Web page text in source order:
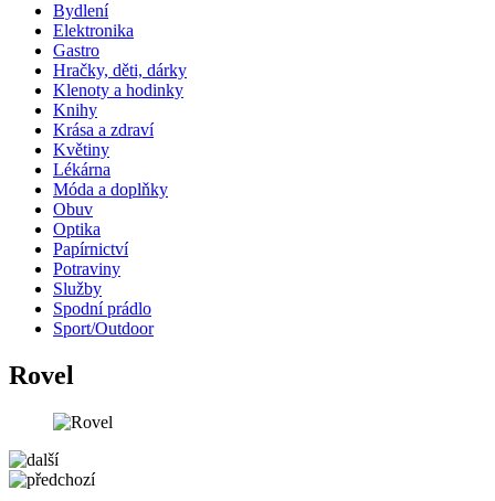
Bydlení
Elektronika
Gastro
Hračky, děti, dárky
Klenoty a hodinky
Knihy
Krása a zdraví
Květiny
Lékárna
Móda a doplňky
Obuv
Optika
Papírnictví
Potraviny
Služby
Spodní prádlo
Sport/Outdoor
Rovel